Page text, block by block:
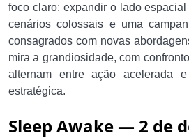
foco claro: expandir o lado
cenários colossais e uma
consagrados com novas
mira a grandiosidade, com
alternam entre ação acelerada
estratégica.
Sleep Awake — 2 de